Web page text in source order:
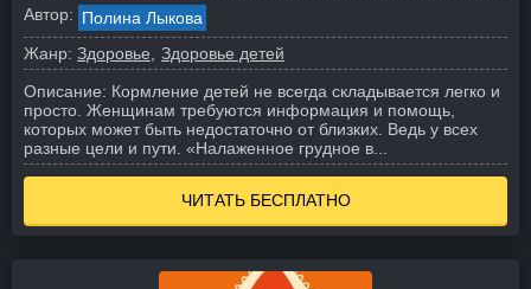
Автор: Полина Лыкова
Жанр: Здоровье
Здоровье детей
Описание: Кормление детей не всегда складывается легко и
просто. Женщинам требуются информация и помощь,
которых может быть недостаточно от близких. Ведь у всех
разные цели и пути. «Налаженное грудное в...
ЧИТАТЬ БЕСПЛАТНО